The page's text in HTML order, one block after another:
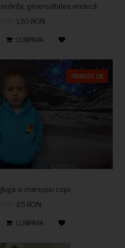
generozitatea vindecă
130 RON
CUMPARA
PROMOTIE 10%
si marsupiu copii
85 RON
CUMPARA